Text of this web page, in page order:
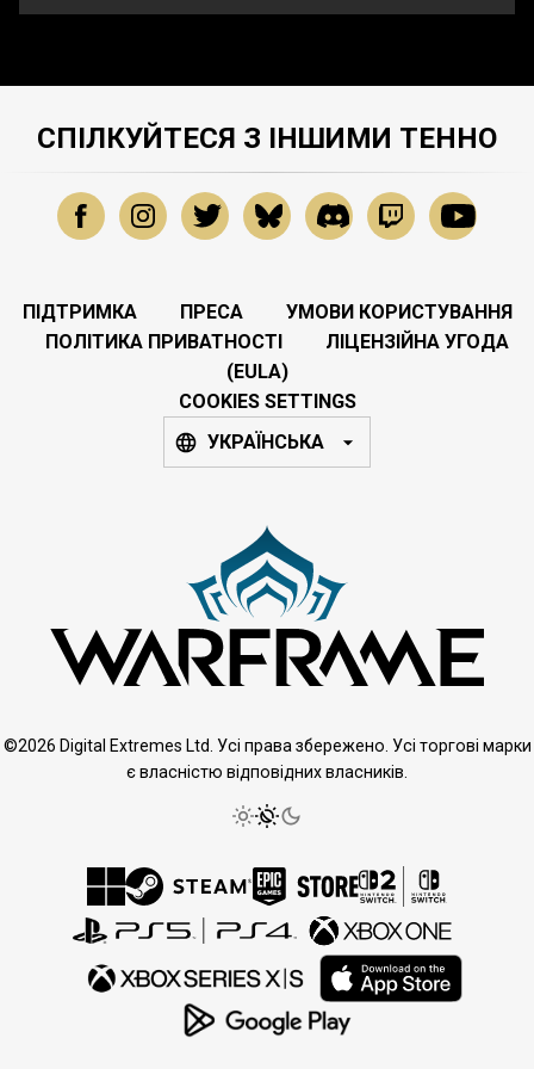
СПІЛКУЙТЕСЯ З ІНШИМИ ТЕННО
ПІДТРИМКА ПРЕСА
УМОВИ КОРИСТУВАННЯ
ПОЛІТИКА ПРИВАТНОСТІ
ЛІЦЕНЗІЙНА УГОДА
(EULA)
COOKIES SETTINGS
УКРАЇНСЬКА
©2026 Digital Extremes Ltd. Усі права збережено. Усі торгові марки
є власністю відповідних власників.